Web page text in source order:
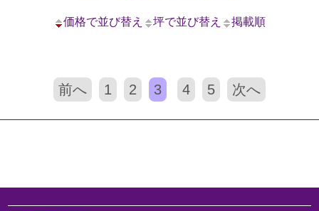
価格で並び替え 坪で並び替え 掲載順
前へ 1 2 3 4 5 次へ